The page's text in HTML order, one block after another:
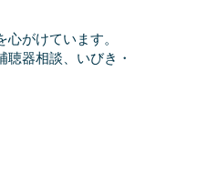
がけています。
器相談、いびき・